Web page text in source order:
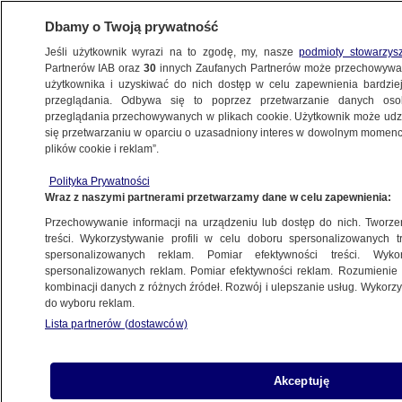
PROGRAMY
9.04.2015, 06:41
Udostępnij
Dbamy o Twoją prywatność
Jeśli użytkownik wyrazi na to zgodę, my, naszepodmioty
Partnerów IAB oraz30 innych Zaufanych Partnerów może
użytkownika i uzyskiwać do nich dostęp w celu zapewnienia
przeglądania. Odbywa się to poprzez przetwarzanie danych
przeglądania przechowywanych w plikach cookie. Użytkownik może
się przetwarzaniu w oparciu o uzasadniony interes w dowolnym
plików cookie i reklam”.
Polityka Prywatności
Wraz z naszymi partnerami przetwarzamy dane w celu zapewnienia:
Przechowywanie informacji na urządzeniu lub dostęp do nich.
treści. Wykorzystywanie profili w celu doboru spersonalizowanych
spersonalizowanych reklam. Pomiar efektywności treści.
spersonalizowanych reklam. Pomiar efektywności reklam.
kombinacji danych z różnych źródeł. Rozwój i ulepszanie usług.
do wyboru reklam.
Lista partnerów (dostawców)
Akceptuję